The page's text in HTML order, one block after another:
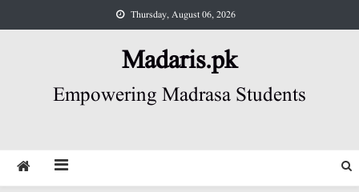
to
Thursday, August 06, 2026
Madaris.pk
Empowering Madrasa Students